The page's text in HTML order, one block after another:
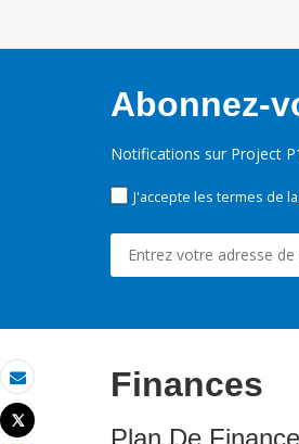
Email
Imprimer
Tweet
Abonnez-
Notifications sur Project
J'accepte les termes de la
Finances
Plan De